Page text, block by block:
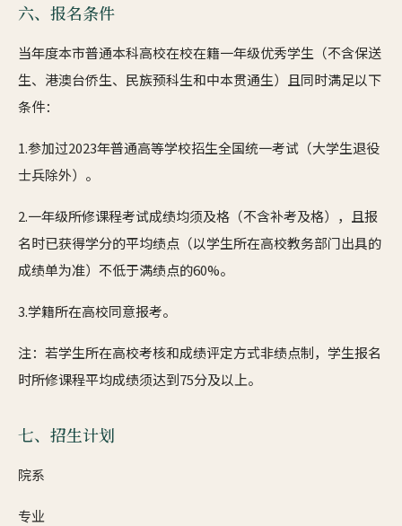
六、报名条件
当年度本市普通本科高校在校在籍一年级优秀学生（不含保送
生、港澳台侨生、民族预科生和中本贯通生）且同时满足以下
条件：
1.参加过2023年普通高等学校招生全国统一考试（大学生退役
士兵除外）。
2.一年级所修课程考试成绩均须及格（不含补考及格），且报
名时已获得学分的平均绩点（以学生所在高校教务部门出具的
成绩单为准）不低于满绩点的60%。
3.学籍所在高校同意报考。
注：若学生所在高校考核和成绩评定方式非绩点制，学生报名
时所修课程平均成绩须达到75分及以上。
七、招生计划
院系
专业